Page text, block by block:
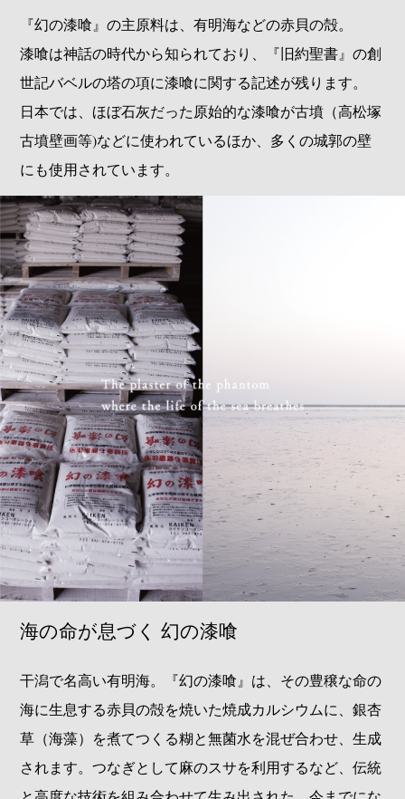
『幻の漆喰』の主原料は、有明海などの赤貝の殻。
漆喰は神話の時代から知られており、『旧約聖書』の創
世記バベルの塔の項に漆喰に関する記述が残ります。
日本では、ほぼ石灰だった原始的な漆喰が古墳（高松塚
古墳壁画等)などに使われているほか、多くの城郭の壁
にも使用されています。
海の命が息づく 幻の漆喰
干潟で名高い有明海。『幻の漆喰』は、その豊穣な命の
海に生息する赤貝の殻を焼いた焼成カルシウムに、銀杏
草（海藻）を煮てつくる糊と無菌水を混ぜ合わせ、生成
されます。つなぎとして麻のスサを利用するなど、伝統